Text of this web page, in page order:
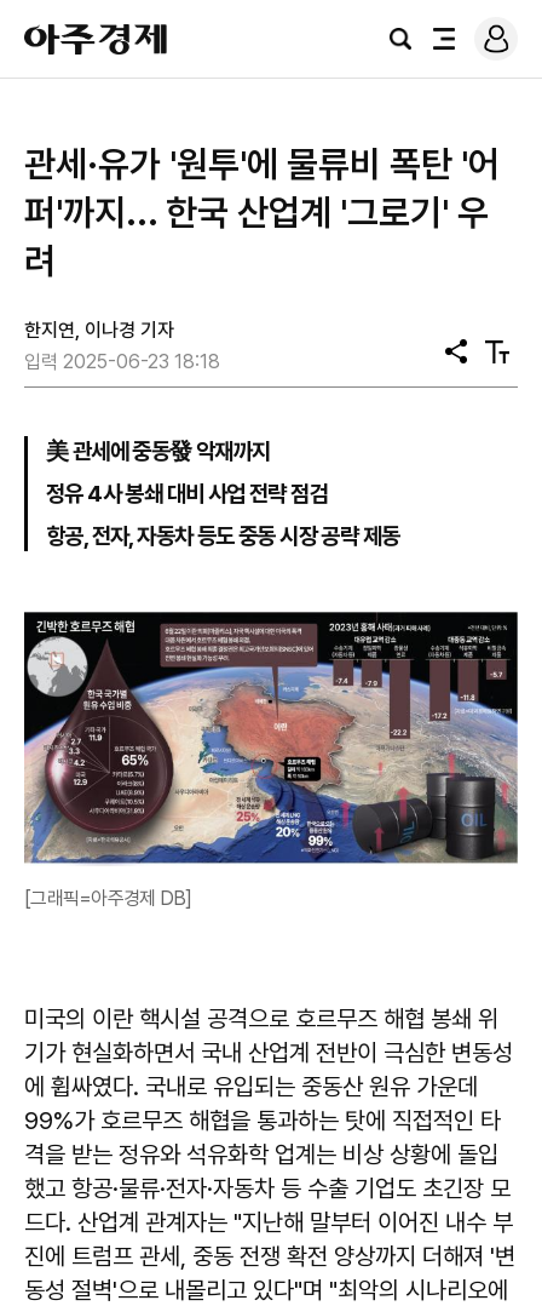
아
주
경
검
전
로
그
관세·유가 '원투'에 물류비 폭탄 '어
퍼'까지... 한국 산업계 '그로기' 우
려
한지연, 이나경 기자
입력 2025-06-23 18:18
공
유
텍
스
美 관세에 중동發 악재까지
정유 4사 봉쇄 대비 사업 전략 점검
항공, 전자, 자동차 등도 중동 시장 공략 제동
[그래픽=아주경제 DB]
미국의 이란 핵시설 공격으로 호르무즈 해협 봉쇄 위
기가 현실화하면서 국내 산업계 전반이 극심한 변동성
에 휩싸였다. 국내로 유입되는 중동산 원유 가운데
99%가 호르무즈 해협을 통과하는 탓에 직접적인 타
격을 받는 정유와 석유화학 업계는 비상 상황에 돌입
했고 항공·물류·전자·자동차 등 수출 기업도 초긴장 모
드다. 산업계 관계자는 "지난해 말부터 이어진 내수 부
진에 트럼프 관세, 중동 전쟁 확전 양상까지 더해져 '변
동성 절벽'으로 내몰리고 있다"며 "최악의 시나리오에